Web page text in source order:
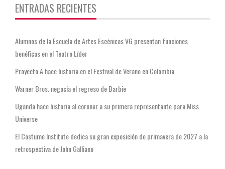
ENTRADAS RECIENTES
Alumnos de la Escuela de Artes Escénicas VG presentan funciones
benéficas en el Teatro Líder
Proyecto A hace historia en el Festival de Verano en Colombia
Warner Bros. negocia el regreso de Barbie
Uganda hace historia al coronar a su primera representante para Miss
Universe
El Costume Institute dedica su gran exposición de primavera de 2027 a la
retrospectiva de John Galliano